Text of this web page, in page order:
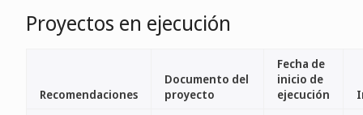
Proyectos en ejecución
Recomendaciones
Documento del
proyecto
Fecha de
inicio de
ejecución